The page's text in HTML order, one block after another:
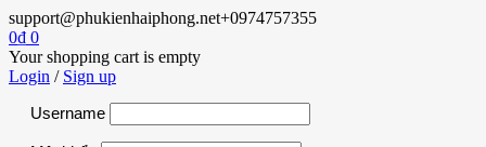
support@phukienhaiphong.net+0974757355
0₫ 0
Your shopping cart is empty
Login / Sign up
Username